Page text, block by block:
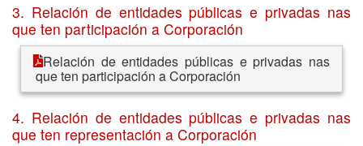
3. Relación de entidades públicas e privadas nas
que ten participación a Corporación
Relación de entidades públicas e privadas nas
que ten participación a Corporación
4. Relación de entidades públicas e privadas nas
que ten representación a Corporación